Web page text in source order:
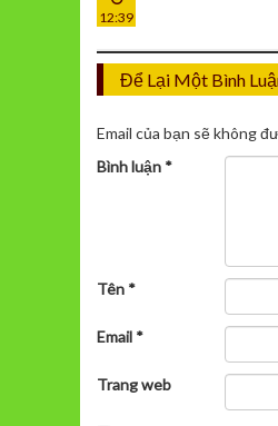
12:39
Để Lại Một Bình
Email của bạn sẽ không
Bình luận *
Tên *
Email *
Trang web